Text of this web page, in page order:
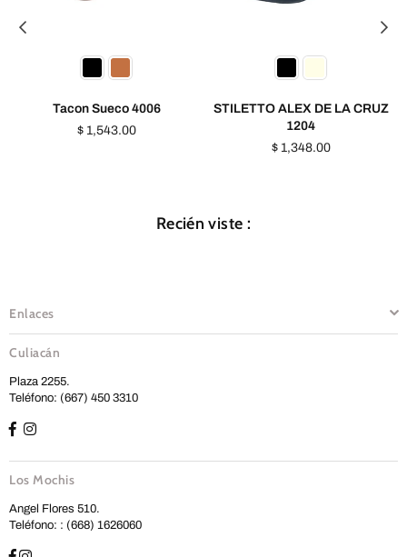
Tacon Sueco 4006
Precio
$ 1,543.00
STILETTO ALEX DE LA CRUZ
1204
Precio
$ 1,348.00
Recién viste :
Enlaces
Culiacán
Plaza 2255.
Teléfono: (667) 450 3310
Los Mochis
Angel Flores 510.
Teléfono: : (668) 1626060